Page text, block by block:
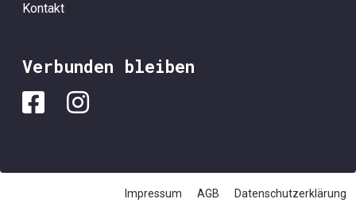
Kontakt
Verbunden bleiben
Impressum AGB Datenschutzerklärung